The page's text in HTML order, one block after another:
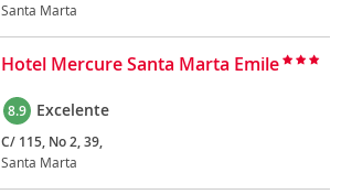
Santa Marta
Hotel Mercure Santa Marta Emile
8.9 Excelente
C/ 115, No 2, 39,
Santa Marta